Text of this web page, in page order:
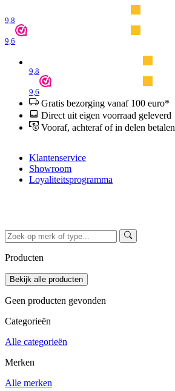
9,8
9,6
9,8
9,6
Gratis bezorging vanaf 100 euro*
Direct uit eigen voorraad geleverd
Vooraf, achteraf of in delen betalen
Klantenservice
Showroom
Loyaliteitsprogramma
Producten
Geen producten gevonden
Categorieën
Alle categorieën
Merken
Alle merken